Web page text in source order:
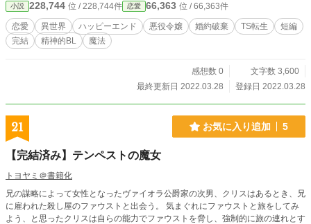
小説 228,744 位 / 228,744件 恋愛 66,363 位 / 66,363件
恋愛 異世界 ハッピーエンド 悪役令嬢 婚約破棄 TS転生
短編
完結
精神的BL 魔法
感想数 0
文字数 3,600
最終更新日 2022.03.28
登録日 2022.03.28
21 お気に入り追加 5
【完結済み】テンペストの魔女
トヨヤミ＠書籍化
兄の謀略によって女性となったヴァイオラ公爵家の次男、クリスはあるとき、兄
に雇われた殺し屋のファウストと出会う。 気まぐれにファウストと旅をしてみ
よう、と思ったクリスは自らの能力でファウストを脅し、強制的に旅の連れとす